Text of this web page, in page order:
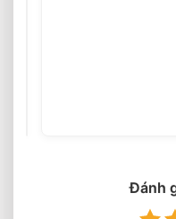
Đánh